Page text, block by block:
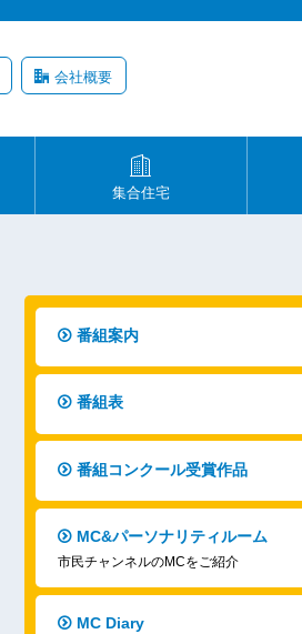
会社概要
集合住宅
番組案内
番組表
番組コンクール受賞作品
MC&パーソナリティルーム
市民チャンネルのMCをご紹介
MC Diary